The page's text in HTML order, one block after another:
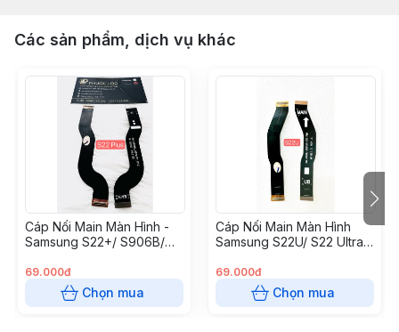
Các sản phẩm, dịch vụ khác
Cáp Nối Main Màn Hình -
Samsung S22+/ S906B/
Plus Zin (Zin Bóc Máy +
20k)
69.000đ
Chọn mua
Cáp Nối Main Màn Hình
Samsung S22U/ S22 Ultra/
+20k)
69.000đ
Chọn mua